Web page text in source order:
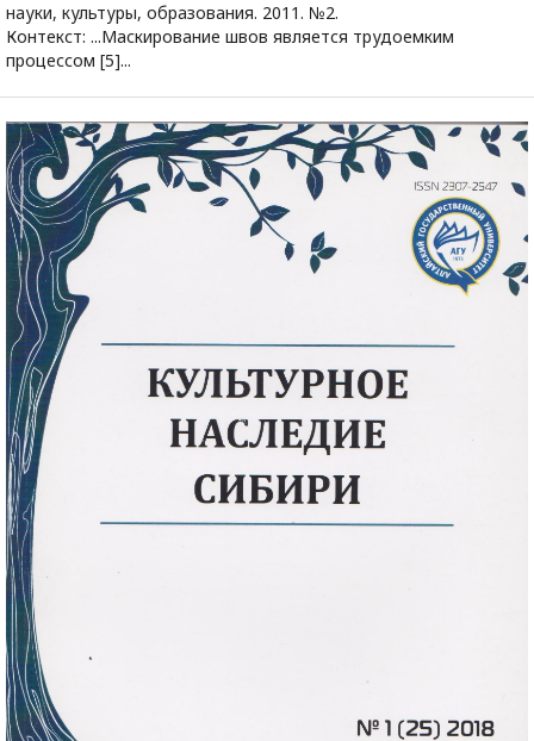
науки, культуры, образования. 2011. №2.
Контекст: ...Маскирование швов является трудоемким
процессом [5]...